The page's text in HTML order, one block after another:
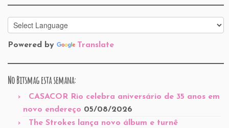
Powered by Translate
No Bitsmag esta semana:
CASACOR Rio celebra aniversário de 35 anos em
novo endereço 05/08/2026
The Strokes lança novo álbum e turnê